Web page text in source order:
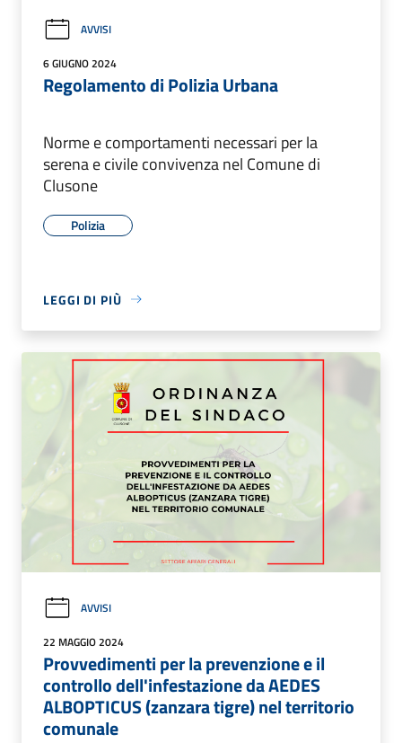
AVVISI
6 GIUGNO 2024
Regolamento di Polizia Urbana
Norme e comportamenti necessari per la
serena e civile convivenza nel Comune di
Clusone
Polizia
LEGGI DI PIÙ
AVVISI
22 MAGGIO 2024
Provvedimenti per la prevenzione e il
controllo dell'infestazione da AEDES
ALBOPTICUS (zanzara tigre) nel territorio
comunale